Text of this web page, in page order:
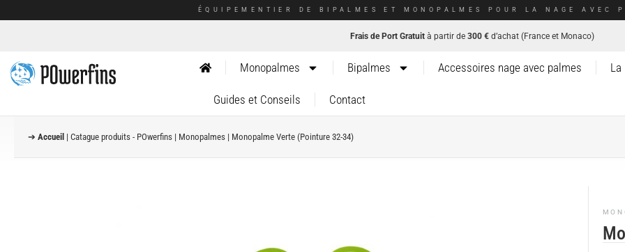
ÉQUIPEMENTIER DE BIPALMES ET MONOPALMES POUR LA NAGE AVEC
Frais de Port Gratuit à partir de300 € d’achat (France et Monaco)
Monopalmes Bipalmes Accessoires nage avec palmes
Guides et Conseils Contact
➔ Accueil | Catague produits - POwerfins | Monopalmes | Monopalme Verte (Pointure 32-34)